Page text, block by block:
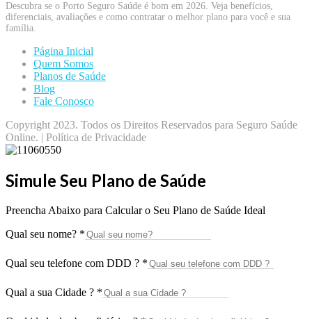
Descubra se o Porto Seguro Saúde é bom em 2026. Veja benefícios,
diferenciais, avaliações e como contratar o melhor plano para você e sua
família.
Página Inicial
Quem Somos
Planos de Saúde
Blog
Fale Conosco
Copyright 2023. Todos os Direitos Reservados para Seguro Saúde
Online. | Política de Privacidade
Simule Seu Plano de Saúde
Preencha Abaixo para Calcular o Seu Plano de Saúde Ideal
Qual seu nome? *
Qual seu telefone com DDD ? *
Qual a sua Cidade ? *